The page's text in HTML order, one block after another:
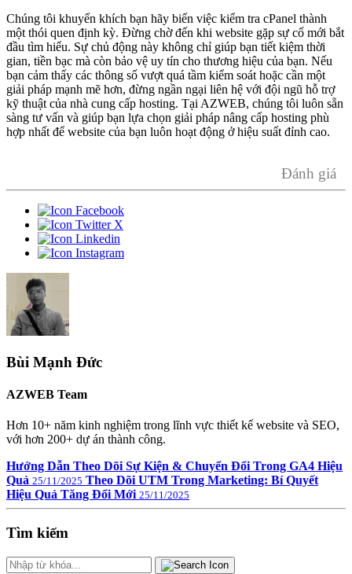
Chúng tôi khuyến khích bạn hãy biến việc kiểm tra cPanel thành
một thói quen định kỳ. Đừng chờ đến khi website gặp sự cố mới bắt
đầu tìm hiểu. Sự chủ động này không chỉ giúp bạn tiết kiệm thời
gian, tiền bạc mà còn bảo vệ uy tín cho thương hiệu của bạn. Nếu
bạn cảm thấy các thông số vượt quá tầm kiểm soát hoặc cần một
giải pháp mạnh mẽ hơn, đừng ngần ngại liên hệ với đội ngũ hỗ trợ
kỹ thuật của nhà cung cấp hosting. Tại AZWEB, chúng tôi luôn sẵn
sàng tư vấn và giúp bạn lựa chọn giải pháp nâng cấp hosting phù
hợp nhất để website của bạn luôn hoạt động ở hiệu suất đỉnh cao.
Đánh giá
Bùi Mạnh Đức
AZWEB Team
Hơn 10+ năm kinh nghiệm trong lĩnh vực thiết kế website và SEO,
với hơn 200+ dự án thành công.
Hướng Dẫn Theo Dõi Sự Kiện & Chuyển Đổi Trong GA4 Hiệu
Quả 25/11/2025 Theo Dõi UTM Trong Marketing: Bí Quyết
Hiệu Quả Tăng Đổi Mới 25/11/2025
Tìm kiếm